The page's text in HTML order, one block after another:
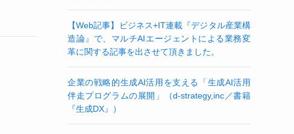
【Web記事】ビジネス+IT連載『デジタル産業構
造論』で、マルチAIエージェントによる業務変
革に関する記事を出させて頂きました。
企業の戦略的生成AI活用を支える「生成AI活用
伴走プログラムの展開」（d-strategy,inc／書籍
『生成DX』）